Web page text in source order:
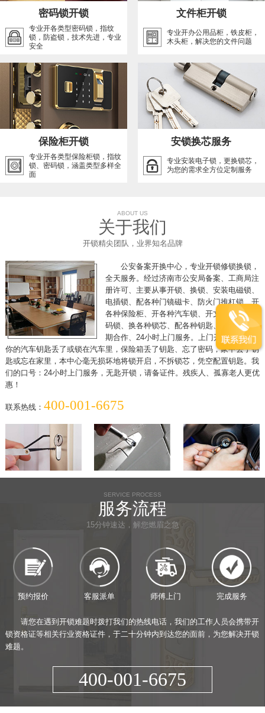
密码锁开锁
专业开各类型密码锁，指纹
锁，防盗锁，技术先进，专业
安全
文件柜开锁
专业开办公用品柜，铁皮柜，
木头柜，解决您的文件问题
保险柜开锁
专业开各类型保险柜锁，指纹
锁、密码锁，涵盖类型多样全
面
安锁换芯服务
专业安装电子锁，更换锁芯，
为您的需求全方位定制服务
ABOUT US
关于我们
开锁精尖团队，业界知名品牌
公安备案开换中心，专业开锁修锁换锁，
全天服务。经过济南市公安局备案、工商局注
册许可、主要从事开锁、换锁、安装电磁锁、
电插锁、配各种门镜磁卡、防火门推杠锁、开
各种保险柜、开各种汽车锁、开文件柜、开密
码锁、换各种锁芯、配各种钥匙、各单位可长
期合作、24小时上门服务。上门开锁，假如
你的汽车钥匙丢了或锁在汽车里，保险箱丢了钥匙、忘了密码，家中丢了钥
匙或忘在家里，本中心毫无损坏地将锁开启，不拆锁芯，凭空配置钥匙。我
们的口号：24小时上门服务，无匙开锁，请备证件。残疾人、孤寡老人更优
惠！
联系热线： 400-001-6675
SERVICE PROCESS
服务流程
15分钟速达，解您燃眉之急
预约报价 客服派单 师傅上门 完成服务
请您在遇到开锁难题时拨打我们的热线电话，我们的工作人员会携带开
锁资格证等相关行业资格证件，于二十分钟内到达您的面前，为您解决开锁
难题。
400-001-6675